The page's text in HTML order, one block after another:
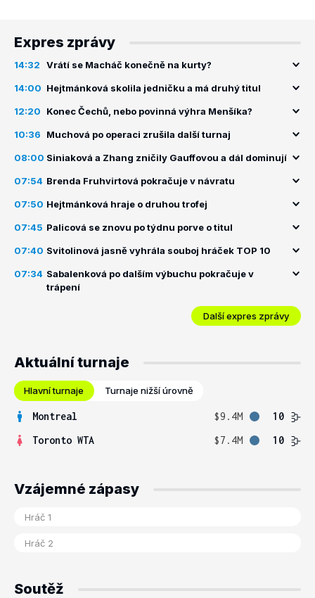
Expres zprávy
14:32 Vrátí se Macháč konečně na kurty?
14:00 Hejtmánková skolila jedničku a má druhý titul
12:20 Konec Čechů, nebo povinná výhra Menšíka?
10:36 Muchová po operaci zrušila další turnaj
08:00 Siniaková a Zhang zničily Gauffovou a dál dominují
07:54 Brenda Fruhvirtová pokračuje v návratu
07:50 Hejtmánková hraje o druhou trofej
07:45 Palicová se znovu po týdnu porve o titul
07:40 Svitolinová jasně vyhrála souboj hráček TOP 10
07:34 Sabalenková po dalším výbuchu pokračuje v
trápení
Další expres zprávy
Aktuální turnaje
Hlavní turnaje Turnaje nižší úrovně
Montreal $9.4M
10
Toronto WTA
$7.4M 10
Vzájemné zápasy
Soutěž